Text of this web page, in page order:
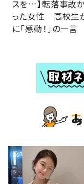
スを…】転落事故
った女性 高校生
に「感動！」の一言